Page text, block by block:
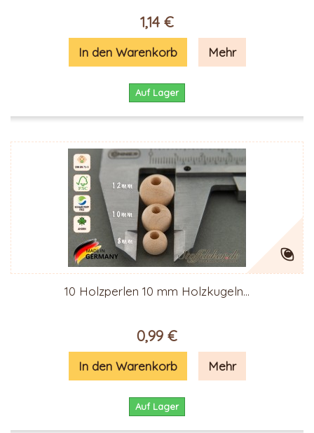
1,14 €
In den Warenkorb Mehr
Auf Lager
10 Holzperlen 10 mm Holzkugeln...
0,99 €
In den Warenkorb Mehr
Auf Lager